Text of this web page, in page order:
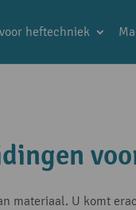
heftechniek
materiaal. U komt